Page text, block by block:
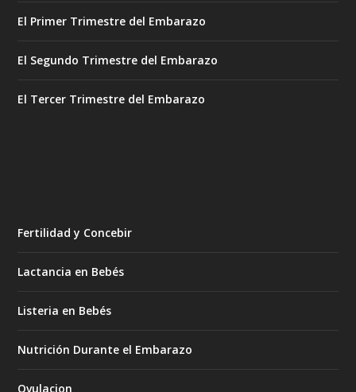
El Primer Trimestre del Embarazo
El Segundo Trimestre del Embarazo
El Tercer Trimestre del Embarazo
Fertilidad y Concebir
Lactancia en Bebés
Listeria en Bebés
Nutrición Durante el Embarazo
Ovulacion